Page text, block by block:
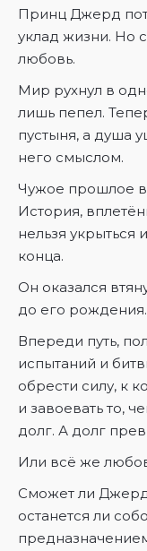
Принц Джерд
уклад жизни. Но
любовь.
Мир рухнул в
лишь пепел.
пустыня, а душа
него смыслом.
Чужое прошлое
История,
нельзя укрыться
конца.
Он оказался
до его рождения.
Впереди путь,
испытаний и
обрести силу, к
и завоевать то,
долг. А долг
Или всё же
Сможет ли Джерд
останется ли